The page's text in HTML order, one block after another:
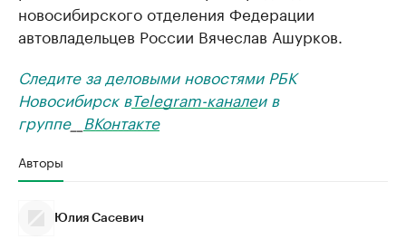
новосибирского отделения Федерации
автовладельцев России Вячеслав Ашурков.
Следите за деловыми новостями РБК
Новосибирск вTelegram-каналеи в
группе__ ВКонтакте
Авторы
Юлия Сасевич